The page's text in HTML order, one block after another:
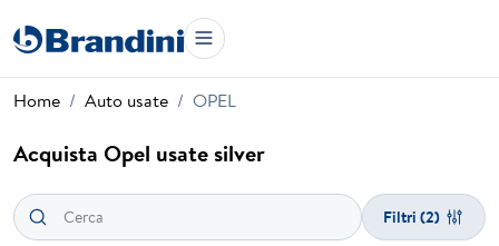
Home Auto usate OPEL
Acquista Opel usate silver
Filtri (2)